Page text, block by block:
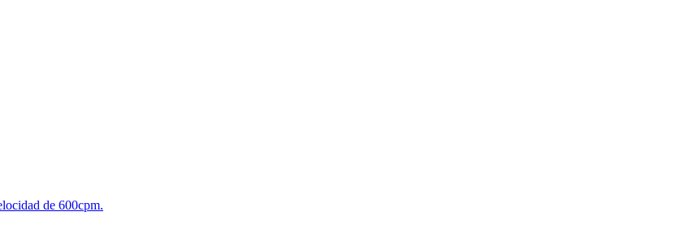
de 600cpm.